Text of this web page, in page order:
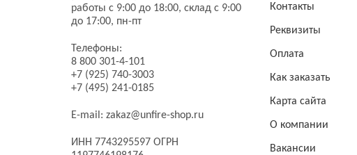
работы с 9:00 до 18:00, склад с 9:00
до 17:00, пн-пт
Телефоны:
8 800 301-4-101
+7 (925) 740-3003
+7 (495) 241-0185
E-mail: zakaz@unfire-shop.ru
ИНН 7743295597 ОГРН
Контакты
Реквизиты
Оплата
Как заказать
Карта сайта
О компании
Вакансии